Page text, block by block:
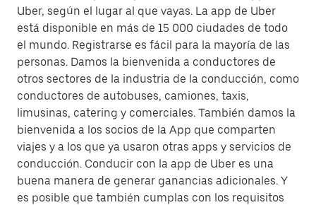
Uber, según el lugar al que vayas. La app de Uber
está disponible en más de 15 000 ciudades de todo
el mundo. Registrarse es fácil para la mayoría de las
personas. Damos la bienvenida a conductores de
otros sectores de la industria de la conducción, como
conductores de autobuses, camiones, taxis,
limusinas, catering y comerciales. También damos la
bienvenida a los socios de la App que comparten
viajes y a los que ya usaron otras apps y servicios de
conducción. Conducir con la app de Uber es una
buena manera de generar ganancias adicionales. Y
es posible que también cumplas con los requisitos